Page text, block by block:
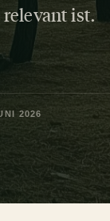
ist.
2026